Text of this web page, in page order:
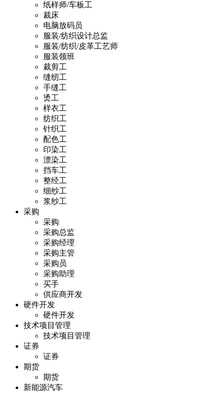
纸样师/车板工
裁床
电脑放码员
服装/纺织设计总监
服装/纺织/皮革工艺师
服装领班
裁剪工
缝纫工
手缝工
烫工
样衣工
纺织工
针织工
配色工
印染工
漂染工
挡车工
整经工
细纱工
浆纱工
采购
采购
采购总监
采购经理
采购主管
采购员
采购助理
买手
供应商开发
硬件开发
硬件开发
技术项目管理
技术项目管理
证券
证券
期货
期货
新能源汽车